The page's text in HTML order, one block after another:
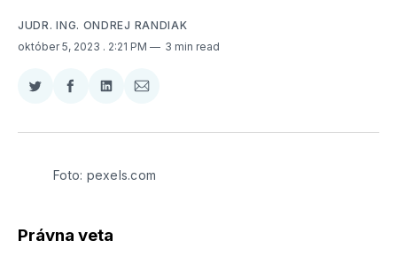
JUDR. ING. ONDREJ RANDIAK
október 5, 2023 . 2:21 PM 3 min read
Zdieľať
Twitter
Zdieľať
Facebooku
Zdieľať
LinkedIne
Zdieľať
E-
Foto: pexels.com
Právna veta